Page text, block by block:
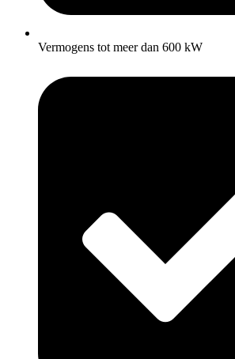
Vermogens tot meer dan 600 kW